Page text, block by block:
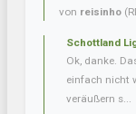
von reisinho
Schottland
Ok, danke.
einfach nicht
veräußern s...